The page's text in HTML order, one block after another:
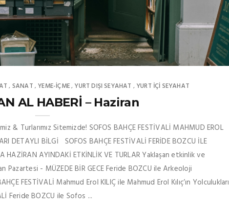
, SANAT , YEME-İÇME, YURT DIŞI SEYAHAT , YURT İÇİ SEYAHAT
AL HABERİ – Haziran
& Turlarımız Sitemizde! SOFOS BAHÇE FESTİVALİ MAHMUD EROL
DETAYLI BİLGİ SOFOS BAHÇE FESTİVALİ FERİDE BOZCU İLE
HAZİRAN AYINDAKİ ETKİNLİK VE TURLAR Yaklaşan etkinlik ve
Pazartesi - MÜZEDE BİR GECE Feride BOZCU ile Arkeoloji
FESTİVALİ Mahmud Erol KILIÇ ile Mahmud Erol Kılıç’ın Yolculukları
Feride BOZCU ile Sofos ...